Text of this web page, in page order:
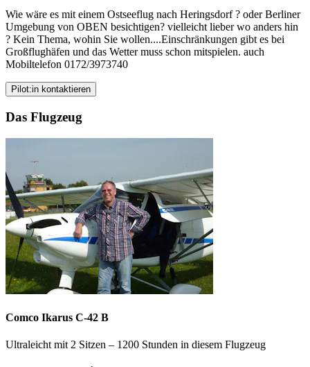
Wie wäre es mit einem Ostseeflug nach Heringsdorf ? oder Berliner
Umgebung von OBEN besichtigen? vielleicht lieber wo anders hin
? Kein Thema, wohin Sie wollen....Einschränkungen gibt es bei
Großflughäfen und das Wetter muss schon mitspielen. auch
Mobiltelefon 0172/3973740
Pilot:in kontaktieren
Das Flugzeug
Comco Ikarus C-42 B
Ultraleicht mit 2 Sitzen – 1200 Stunden in diesem Flugzeug